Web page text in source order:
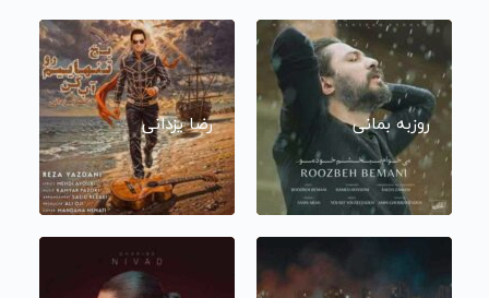
روزبه بمانی رضا یزدانی